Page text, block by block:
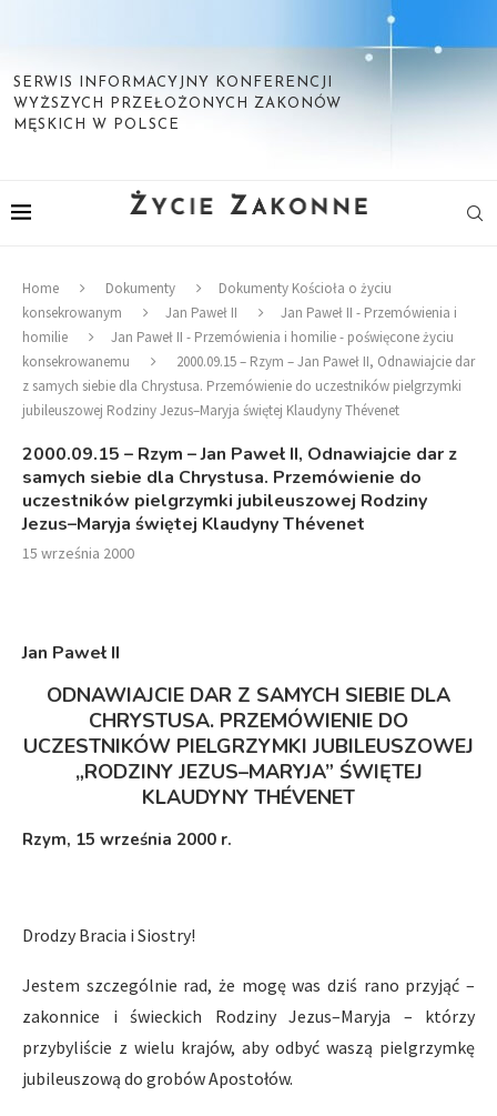
SERWIS INFORMACYJNY KONFERENCJI
WYŻSZYCH PRZEŁOŻONYCH ZAKONÓW
MĘSKICH W POLSCE
Home Dokumenty
Dokumenty Kościoła o życiu
konsekrowanym
Jan Paweł II
Jan Paweł II - Przemówienia i
homilie
Jan Paweł II - Przemówienia i homilie - poświęcone życiu
konsekrowanemu
2000.09.15 – Rzym – Jan Paweł II, Odnawiajcie dar
z samych siebie dla Chrystusa. Przemówienie do uczestników pielgrzymki
jubileuszowej Rodziny Jezus–Maryja świętej Klaudyny Thévenet
2000.09.15 – Rzym – Jan Paweł II, Odnawiajcie dar z
samych siebie dla Chrystusa. Przemówienie do
uczestników pielgrzymki jubileuszowej Rodziny
Jezus–Maryja świętej Klaudyny Thévenet
15 września 2000
Jan Paweł II
ODNAWIAJCIE DAR Z SAMYCH SIEBIE DLA
CHRYSTUSA. PRZEMÓWIENIE DO
UCZESTNIKÓW PIELGRZYMKI JUBILEUSZOWEJ
„RODZINY JEZUS–MARYJA” ŚWIĘTEJ
KLAUDYNY THÉVENET
Rzym, 15 września 2000 r.
Drodzy Bracia i Siostry!
Jestem szczególnie rad, że mogę was dziś rano przyjąć –
zakonnice i świeckich Rodziny Jezus–Maryja – którzy
przybyliście z wielu krajów, aby odbyć waszą pielgrzymkę
jubileuszową do grobów Apostołów.